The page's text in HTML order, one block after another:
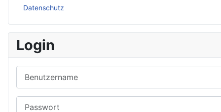
Datenschutz
Login